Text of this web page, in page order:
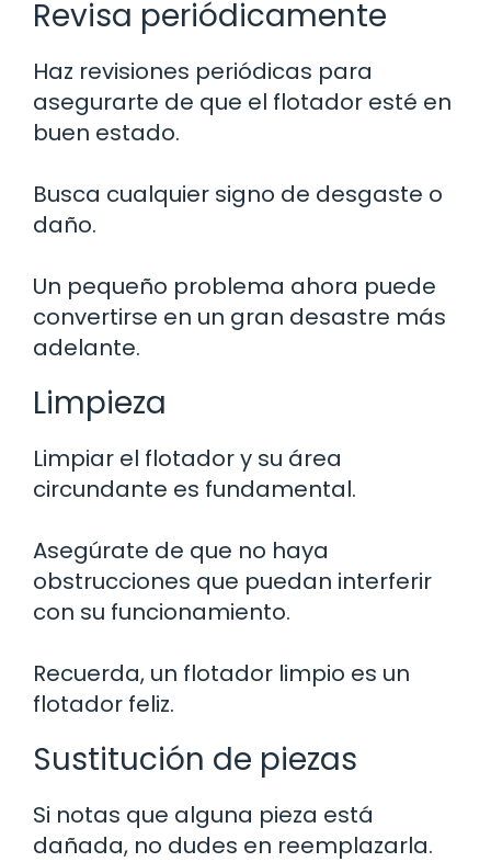
Revisa periódicamente
Haz revisiones periódicas para
asegurarte de que el flotador esté en
buen estado.
Busca cualquier signo de desgaste o
daño.
Un pequeño problema ahora puede
convertirse en un gran desastre más
adelante.
Limpieza
Limpiar el flotador y su área
circundante es fundamental.
Asegúrate de que no haya
obstrucciones que puedan interferir
con su funcionamiento.
Recuerda, un flotador limpio es un
flotador feliz.
Sustitución de piezas
Si notas que alguna pieza está
dañada, no dudes en reemplazarla.